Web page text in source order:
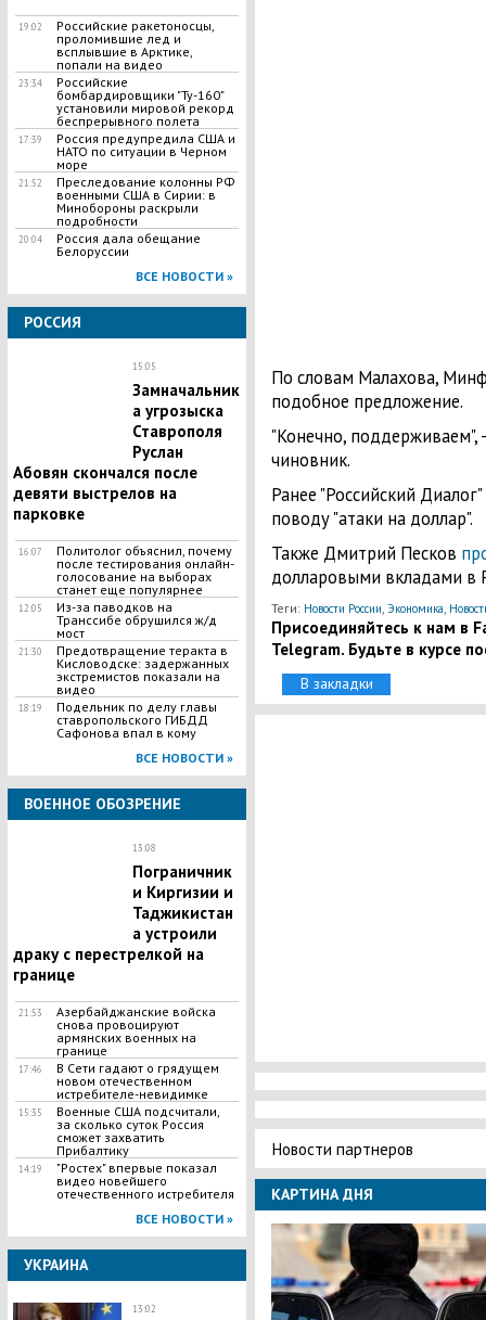
19:02
Российские ракетоносцы,
проломившие лед и
всплывшие в Арктике,
попали на видео
23:34
Российские
бомбардировщики "Ту-160"
установили мировой рекорд
беспрерывного полета
17:39
Россия предупредила США и
НАТО по ситуации в Черном
море
21:52
Преследование колонны РФ
военными США в Сирии: в
Минобороны раскрыли
подробности
20:04
Россия дала обещание
Белоруссии
ВСЕ НОВОСТИ »
РОССИЯ
15:05
Замначальник
а угрозыска
Ставрополя
Руслан
Абовян скончался после
девяти выстрелов на
парковке
16:07
Политолог объяснил, почему
после тестирования онлайн-
голосование на выборах
станет еще популярнее
12:05
Из-за паводков на
Транссибе обрушился ж/д
мост
21:30
Предотвращение теракта в
Кисловодске: задержанных
экстремистов показали на
видео
18:19
Подельник по делу главы
ставропольского ГИБДД
Сафонова впал в кому
ВСЕ НОВОСТИ »
ВОЕННОЕ ОБОЗРЕНИЕ
13:08
Пограничник
и Киргизии и
Таджикистан
а устроили
драку с перестрелкой на
границе
21:53
Азербайджанские войска
снова провоцируют
армянских военных на
границе
17:46
В Сети гадают о грядущем
новом отечественном
истребителе-невидимке
15:35
Военные США подсчитали,
за сколько суток Россия
сможет захватить
Прибалтику
14:19
"Ростех" впервые показал
видео новейшего
отечественного истребителя
ВСЕ НОВОСТИ »
УКРАИНА
13:02
По словам Малахова,
подобное предложение.
"Конечно, поддерживаем",
чиновник.
Ранее "Российский Диалог"
поводу "атаки на доллар".
Также Дмитрий Песков
долларовыми вкладами в
Теги: Новости России, Экономика,
Присоединяйтесь к нам в
Telegram. Будьте в курсе
В закладки
Новости партнеров
КАРТИНА ДНЯ